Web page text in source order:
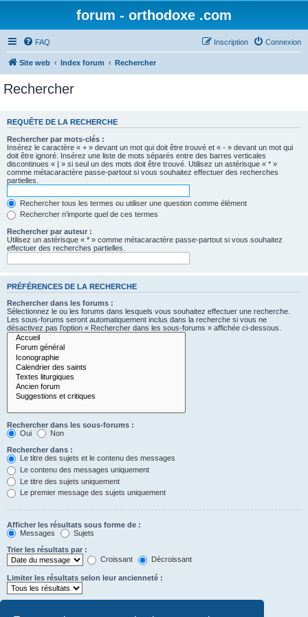
forum - orthodoxe .com
FAQ Connexion
Inscription
Site web Index forum Rechercher
Rechercher
REQUÊTE DE LA RECHERCHE
Rechercher par mots-clés :
Insérez le caractère « + » devant un mot qui doit être trouvé et « - » devant un mot qui
doit être ignoré. Insérez une liste de mots séparés entre des barres verticales
discontinues « | » si seul un des mots doit être trouvé. Utilisez un astérisque « * »
comme métacaractère passe-partout si vous souhaitez effectuer des recherches
partielles.
Rechercher tous les termes ou utiliser une question comme élément
Rechercher n’importe quel de ces termes
Rechercher par auteur :
Utilisez un astérisque « * » comme métacaractère passe-partout si vous souhaitez
effectuer des recherches partielles.
PRÉFÉRENCES DE LA RECHERCHE
Rechercher dans les forums :
Sélectionnez le ou les forums dans lesquels vous souhaitez effectuer une recherche.
Les sous-forums seront automatiquement inclus dans la recherche si vous ne
désactivez pas l’option « Rechercher dans les sous-forums » affichée ci-dessous.
Rechercher dans les sous-forums :
Oui
Non
Rechercher dans :
Le titre des sujets et le contenu des messages
Le contenu des messages uniquement
Le titre des sujets uniquement
Le premier message des sujets uniquement
Afficher les résultats sous forme de :
Messages
Sujets
Trier les résultats par :
Croissant
Décroissant
Limiter les résultats selon leur ancienneté :